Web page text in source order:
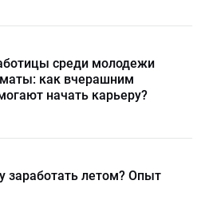
среди молодежи
как вчерашним
начать карьеру?
заработать летом? Опыт